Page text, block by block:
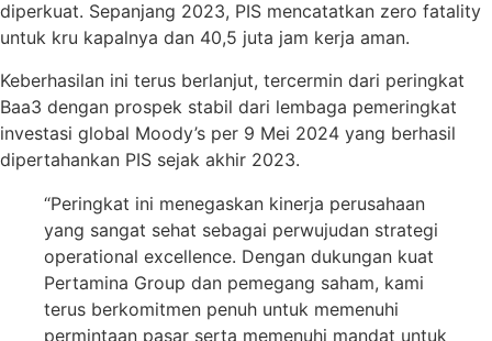
diperkuat. Sepanjang 2023, PIS mencatatkan zero fatality
untuk kru kapalnya dan 40,5 juta jam kerja aman.
Keberhasilan ini terus berlanjut, tercermin dari peringkat
Baa3 dengan prospek stabil dari lembaga pemeringkat
investasi global Moody’s per 9 Mei 2024 yang berhasil
dipertahankan PIS sejak akhir 2023.
“Peringkat ini menegaskan kinerja perusahaan
yang sangat sehat sebagai perwujudan strategi
operational excellence. Dengan dukungan kuat
Pertamina Group dan pemegang saham, kami
terus berkomitmen penuh untuk memenuhi
permintaan pasar serta memenuhi mandat untuk